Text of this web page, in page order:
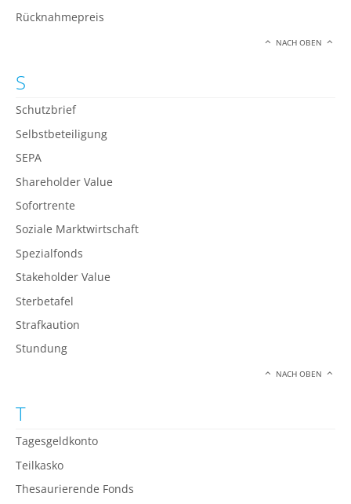
Rücknahmepreis
NACH OBEN
S
Schutzbrief
Selbstbeteiligung
SEPA
Shareholder Value
Sofortrente
Soziale Marktwirtschaft
Spezialfonds
Stakeholder Value
Sterbetafel
Strafkaution
Stundung
NACH OBEN
T
Tagesgeldkonto
Teilkasko
Thesaurierende Fonds